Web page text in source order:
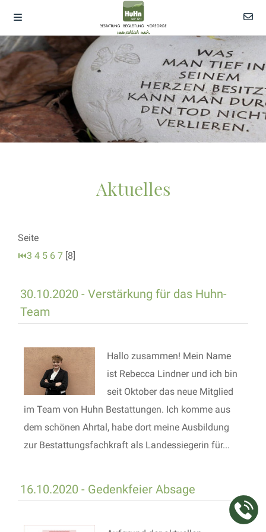
Aktuelles
Seite
⏮3 4 5 6 7 [8]
30.10.2020 - Verstärkung für das Huhn-
Team
Hallo zusammen! Mein Name
ist Rebecca Lindner und ich bin
seit Oktober das neue Mitglied
im Team von Huhn Bestattungen. Ich komme aus
dem schönen Ahrtal, habe dort meine Ausbildung
zur Bestattungsfachkraft als Landessiegerin für...
16.10.2020 - Gedenkfeier Absage